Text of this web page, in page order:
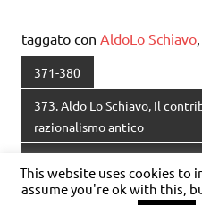
e
b
o
o
k
it
te
r
n
vi
di
taggato con AldoLo Schiavo,
371-380
373. Aldo Lo Schiavo, Il
razionalismo antico
Catalogo di Petite Plaisance
This website uses cookies to
assume you're ok with this,